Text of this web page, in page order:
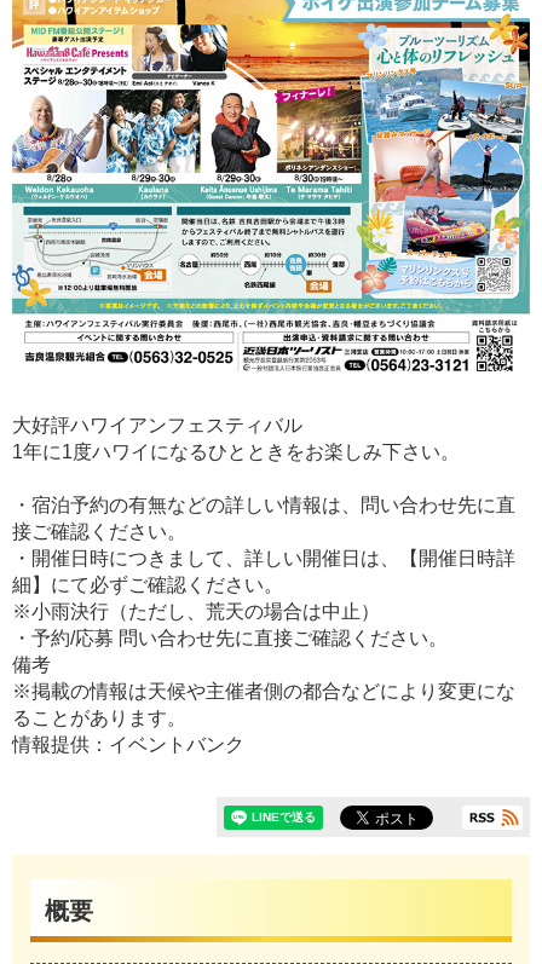
大好評ハワイアンフェスティバル
1年に1度ハワイになるひとときをお楽しみ下さい。
・宿泊予約の有無などの詳しい情報は、問い合わせ先に直
接ご確認ください。
・開催日時につきまして、詳しい開催日は、【開催日時詳
細】にて必ずご確認ください。
※小雨決行（ただし、荒天の場合は中止）
・予約/応募 問い合わせ先に直接ご確認ください。
備考
※掲載の情報は天候や主催者側の都合などにより変更にな
ることがあります。
情報提供：イベントバンク
概要